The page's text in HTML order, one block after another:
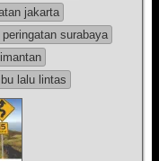
jakarta
surabaya
lalu lintas